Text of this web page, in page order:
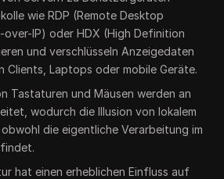
wie RDP (Remote Desktop
over-IP) oder HDX (High Definition
und verschlüsseln Anzeigedaten
Clients, Laptops oder mobile Geräte.
Tastaturen und Mäusen werden an
wodurch die Illusion von lokalem
die eigentliche Verarbeitung im
hat einen erheblichen Einfluss auf